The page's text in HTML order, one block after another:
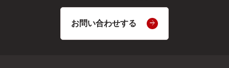
お問い合わせする